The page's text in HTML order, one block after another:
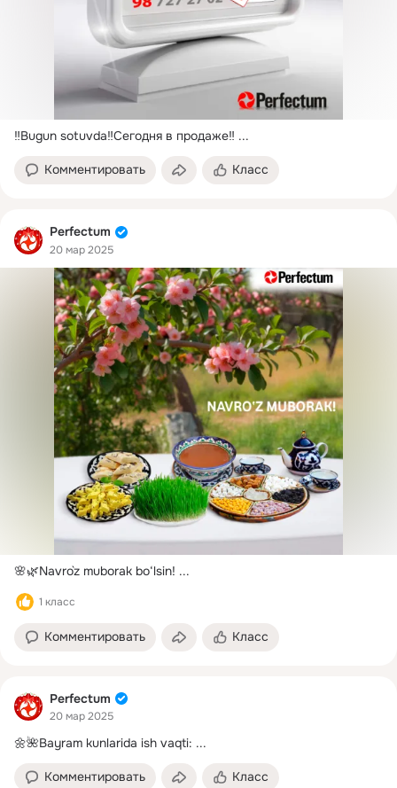
‼️Bugun sotuvda‼️Сегодня в продаже‼️ ...
Комментировать Класс
Perfectum
20 мар 2025
🌸🌿Navro`z muborak bo‘lsin! ...
1 класс
Комментировать Класс
Perfectum
20 мар 2025
🌼🌺Bayram kunlarida ish vaqti: ...
Комментировать Класс